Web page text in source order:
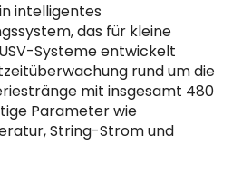
intelligentes
das für kleine
Systeme entwickelt
rund um die
mit insgesamt 480
Parameter wie
String-Strom und